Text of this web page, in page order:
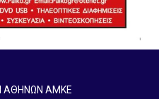
ΑΘΗΝΩΝ ΑΜΚΕ